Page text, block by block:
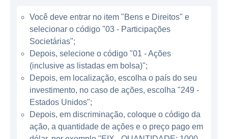
distribuição de energia elétrica. Seus
serviços são essenciais para residências,
empresas e indústrias na Califórnia,
abrangendo tanto áreas urbanas quanto
rurais. A SCE fornece eletricidade para
aproximadamente 15 milhões de pessoas, e
a Edison International é um player central na
transição energética do estado, promovendo
iniciativas de sustentabilidade e energia
Você deve entrar no item "Bens e Direitos" e
selecionar o código "03 - Participações
Societárias";
Depois, selecione o código "01 - Ações
(inclusive as listadas em bolsa)";
Depois, em localização, escolha o país do seu
investimento, no caso de ações, escolha "249 -
Estados Unidos";
Depois, em discriminação, coloque o código da
ação, a quantidade de ações e o preço pago em